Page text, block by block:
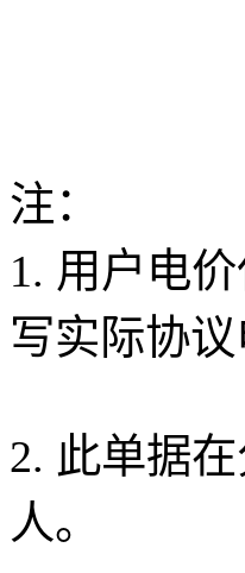
注：
1. 用户电
写实际协议
2. 此单据
人。